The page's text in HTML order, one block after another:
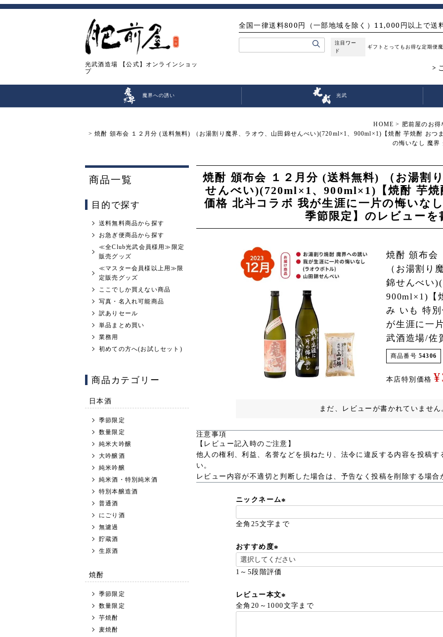
光武酒造場 【公式】オンラインショッ
プ
全国一律送料800円（一部地域を除く）11,000円以上で送
注目ワー
ド
ギフト とってもお得な定期便
魔界への誘い 光武
HOME
肥前屋のお得
焼酎 頒布会 １２月分 (送料無料) （お湯割り魔界、ラオウ、山田錦せんべい)(720ml×1、900ml×1)【焼酎 芋焼酎 おつ
の悔いなし 魔界
商品一覧
目的で探す
送料無料商品から探す
お急ぎ便商品から探す
≪全Club光武会員様用≫限定
販売グッズ
≪マスター会員様以上用≫限
定販売グッズ
ここでしか買えない商品
写真・名入れ可能商品
訳ありセール
単品まとめ買い
業務用
初めての方へ(お試しセット)
商品カテゴリー
日本酒
季節限定
数量限定
純米大吟醸
大吟醸酒
純米吟醸
純米酒・特別純米酒
特別本醸造酒
普通酒
にごり酒
無濾過
貯蔵酒
生原酒
焼酎
季節限定
数量限定
芋焼酎
麦焼酎
焼酎 頒布会 １２月分 (送料無料) （お湯割
せんべい)(720ml×1、900ml×1)【焼酎 芋
価格 北斗コラボ 我が生涯に一片の悔いな
季節限定】のレビューを
焼酎 頒布会
（お湯割り
錦せんべい
900ml×1)【
み いも 特
が生涯に一
武酒造場/佐
商品番号 54306
本店特別価格 ¥
まだ、レビューが書かれていません
注意事項
【レビュー記入時のご注意】
他人の権利、利益、名誉などを損ねたり、法令に違反する内容を投稿
い。
レビュー内容が不適切と判断した場合は、予告なく投稿を削除する場合
ニックネーム
必
全角25文字まで
おすすめ度
(
必
)
1～5段階評価
レビュー本文
(
全角20～1000文字まで